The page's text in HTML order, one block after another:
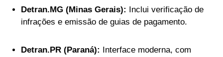
Detran.MG (Minas Gerais): Inclui verificação de
infrações e emissão de guias de pagamento.
Detran.PR (Paraná): Interface moderna, com